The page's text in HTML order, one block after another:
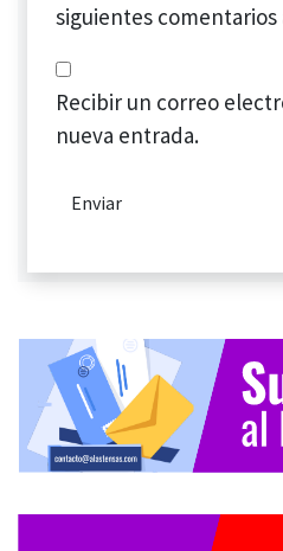
siguientes comentarios
Recibir un correo
nueva entrada.